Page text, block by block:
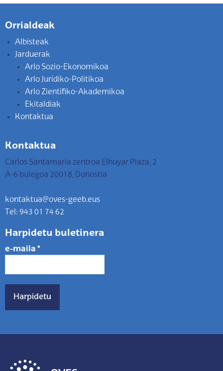
Orrialdeak
Albisteak
Jarduerak
Arlo Sozio-Ekonomikoa
Arlo Juridiko-Politikoa
Arlo Zientifiko-Akademikoa
Ekitaldiak
Kontaktua
Kontaktua
Carlos Santamaria zentroa Elhuyar Plaza, 2
A-6 bulegoa 20018, Donostia
kontaktua@oves-geeb.eus
Tel: 943 01 74 62
Harpidetu buletinera
e-maila *